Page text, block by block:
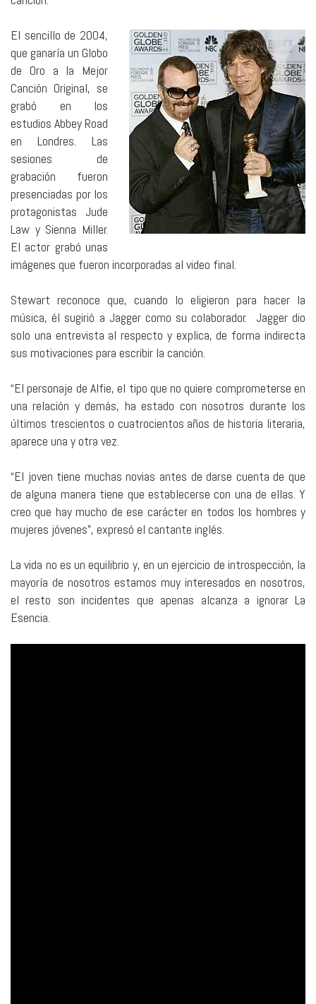
El sencillo de 2004,
que ganaría un Globo
de Oro a la Mejor
Canción Original, se
grabó en los
estudios Abbey Road
en Londres. Las
sesiones de
grabación fueron
presenciadas por los
protagonistas Jude
Law y Sienna Miller.
El actor grabó unas
imágenes que fueron incorporadas al video final.
Stewart reconoce que, cuando lo eligieron para hacer la
música, él sugirió a Jagger como su colaborador. Jagger dio
solo una entrevista al respecto y explica, de forma indirecta
sus motivaciones para escribir la canción.
“El personaje de Alfie, el tipo que no quiere comprometerse en
una relación y demás, ha estado con nosotros durante los
últimos trescientos o cuatrocientos años de historia literaria,
aparece una y otra vez.
“El joven tiene muchas novias antes de darse cuenta de que
de alguna manera tiene que establecerse con una de ellas. Y
creo que hay mucho de ese carácter en todos los hombres y
mujeres jóvenes”, expresó el cantante inglés.
La vida no es un equilibrio y, en un ejercicio de introspección, la
mayoría de nosotros estamos muy interesados en nosotros,
el resto son incidentes que apenas alcanza a ignorar La
Esencia.